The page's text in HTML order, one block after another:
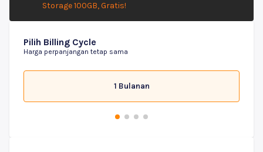
Storage 100GB, Gratis!
Pilih Billing Cycle
Harga perpanjangan tetap sama
1 Bulanan